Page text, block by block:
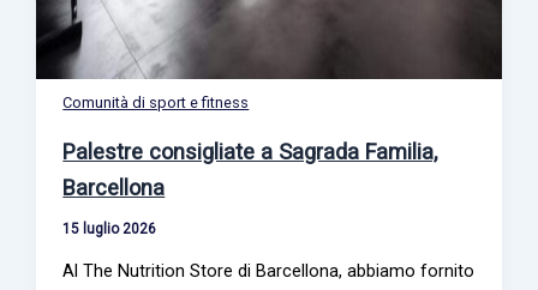
Comunità di sport e fitness
Palestre consigliate a Sagrada Familia,
Barcellona
15 luglio 2026
Al The Nutrition Store di Barcellona, abbiamo fornito